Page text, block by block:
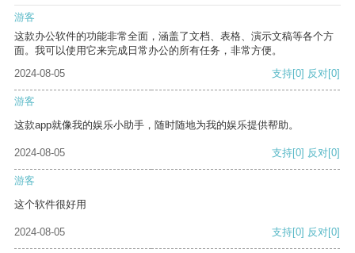
游客
这款办公软件的功能非常全面，涵盖了文档、表格、演示文稿等各个方
面。我可以使用它来完成日常办公的所有任务，非常方便。
2024-08-05
支持[0] 反对[0]
游客
这款app就像我的娱乐小助手，随时随地为我的娱乐提供帮助。
2024-08-05 支持[0] 反对[0]
游客
这个软件很好用
2024-08-05 支持[0] 反对[0]